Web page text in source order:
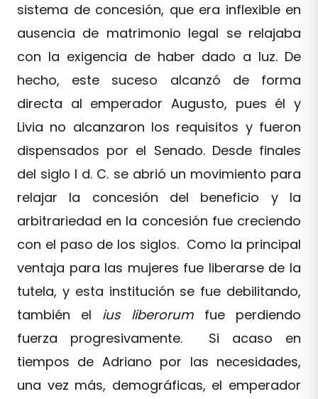
sistema de concesión, que era inflexible en
ausencia de matrimonio legal se relajaba
con la exigencia de haber dado a luz. De
hecho, este suceso alcanzó de forma
directa al emperador Augusto, pues él y
Livia no alcanzaron los requisitos y fueron
dispensados por el Senado. Desde finales
del siglo I d. C. se abrió un movimiento para
relajar la concesión del beneficio y la
arbitrariedad en la concesión fue creciendo
con el paso de los siglos. Como la principal
ventaja para las mujeres fue liberarse de la
tutela, y esta institución se fue debilitando,
también el ius liberorumfue perdiendo
fuerza progresivamente. Si acaso en
tiempos de Adriano por las necesidades,
una vez más, demográficas, el emperador